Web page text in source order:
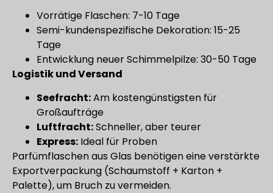
Vorrätige Flaschen: 7-10 Tage
Semi-kundenspezifische Dekoration: 15-25
Tage
Entwicklung neuer Schimmelpilze: 30-50 Tage
Logistik und Versand
Seefracht:Am kostengünstigsten für
Großaufträge
Luftfracht:Schneller, aber teurer
Express: Ideal für Proben
Parfümflaschen aus Glas benötigen eine verstärkte
Exportverpackung (Schaumstoff + Karton +
Palette), um Bruch zu vermeiden.